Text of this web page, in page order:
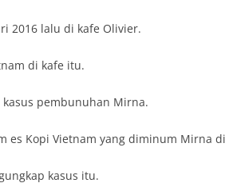
2016 lalu di kafe Olivier.
di kafe itu.
pembunuhan Mirna.
es Kopi Vietnam yang diminum Mirna
kasus itu.